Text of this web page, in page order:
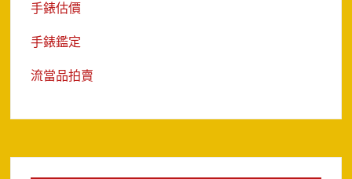
手錶估價
手錶鑑定
流當品拍賣